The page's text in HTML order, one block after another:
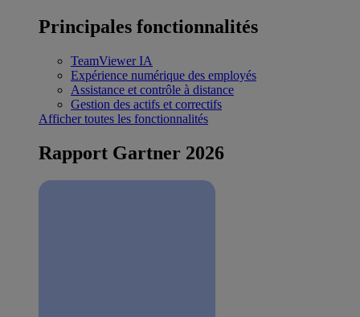
Principales fonctionnalités
TeamViewer IA
Expérience numérique des employés
Assistance et contrôle à distance
Gestion des actifs et correctifs
Afficher toutes les fonctionnalités
Rapport Gartner 2026